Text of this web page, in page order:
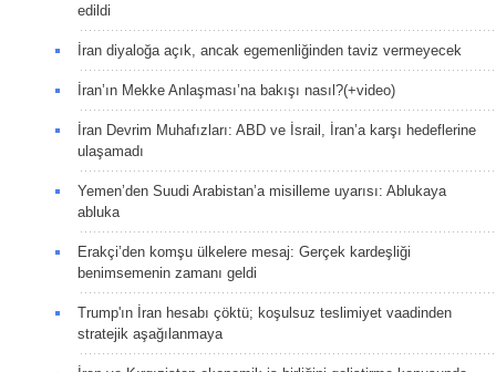
edildi
İran diyaloğa açık, ancak egemenliğinden taviz vermeyecek
İran’ın Mekke Anlaşması’na bakışı nasıl?(+video)
İran Devrim Muhafızları: ABD ve İsrail, İran’a karşı hedeflerine
ulaşamadı
Yemen’den Suudi Arabistan’a misilleme uyarısı: Ablukaya
abluka
Erakçi’den komşu ülkelere mesaj: Gerçek kardeşliği
benimsemenin zamanı geldi
Trump'ın İran hesabı çöktü; koşulsuz teslimiyet vaadinden
stratejik aşağılanmaya